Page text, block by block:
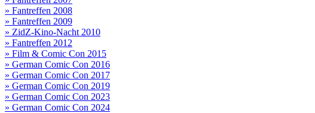
» Fantreffen 2008
» Fantreffen 2009
» ZidZ-Kino-Nacht 2010
» Fantreffen 2012
» Film & Comic Con 2015
» German Comic Con 2016
» German Comic Con 2017
» German Comic Con 2019
» German Comic Con 2023
» German Comic Con 2024